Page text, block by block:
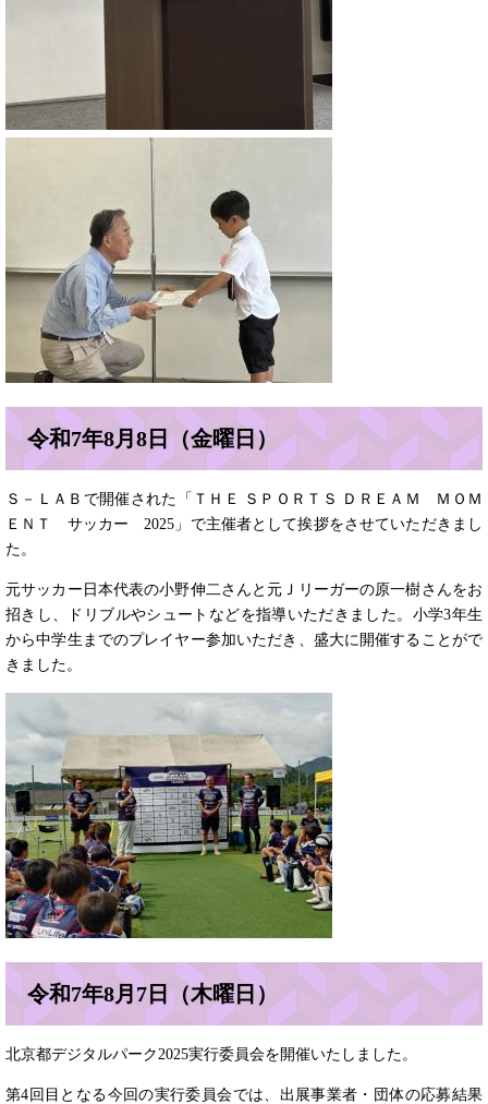
令和7年8月8日（金曜日）
Ｓ－ＬＡＢで開催された「ＴＨＥ ＳＰＯＲＴＳ ＤＲＥＡＭ ＭＯＭ
ＥＮＴ サッカー 2025」で主催者として挨拶をさせていただきまし
た。
元サッカー日本代表の小野伸二さんと元Ｊリーガーの原一樹さんをお
招きし、ドリブルやシュートなどを指導いただきました。小学3年生
から中学生までのプレイヤー参加いただき、盛大に開催することがで
きました。
令和7年8月7日（木曜日）
北京都デジタルパーク2025実行委員会を開催いたしました。
第4回目となる今回の実行委員会では、出展事業者・団体の応募結果